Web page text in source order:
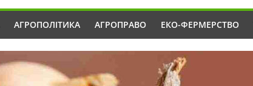
АГРОПОЛІТИКА АГРОПРАВО ЕКО-ФЕРМЕРСТВО